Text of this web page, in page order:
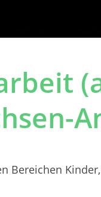
Bereichen